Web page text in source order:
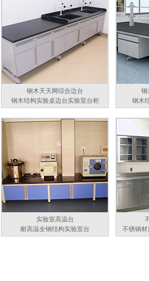
钢木天天网综合边台
钢木结构实验桌边台实验室台柜
钢
钢木
实验室高温台
耐高温全钢结构实验室台
不锈钢